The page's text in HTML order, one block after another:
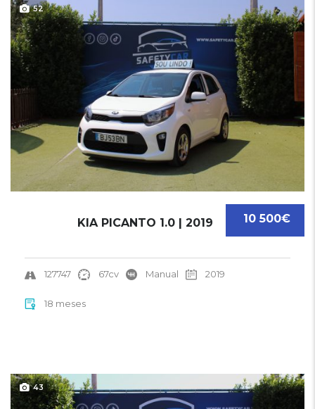
52
10 500€
KIA PICANTO 1.0 | 2019
127747 67cv Manual 2019
18 meses
43